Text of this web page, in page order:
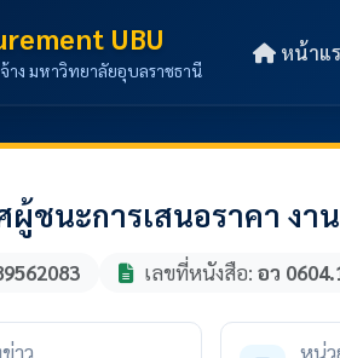
UBU
าง มหาวิทยาลัยอุบลราชธานี
หน้าแ
ผู้ชนะการเสนอราคา งา
เลขที่หนังสือ: อว
าว
หน่ว